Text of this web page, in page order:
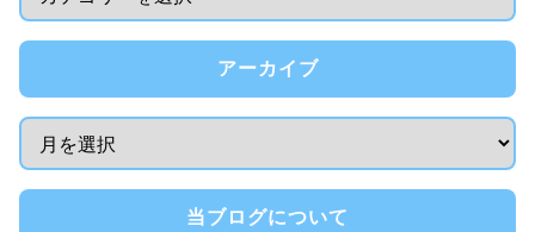
アーカイブ
当ブログについて